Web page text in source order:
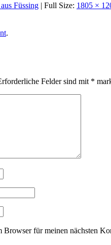
Füssing | Full Size: 1805 ×
.
Felder sind mit *
für meinen nächsten